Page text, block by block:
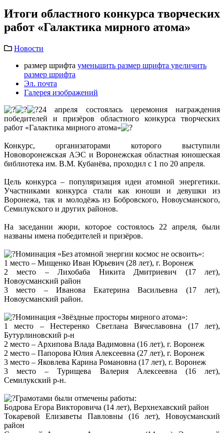
Итоги областного конкурса творческих
работ «Галактика мирного атома»
Новости
размер шрифта уменьшить размер шрифта увеличить
размер шрифта
Эл. почта
Галерея изображений
24 апреля состоялась церемония награждения
победителей и призёров областного конкурса творческих
работ «Галактика мирного атома»
Конкурс, организаторами которого выступили
Нововоронежская АЭС и Воронежская областная юношеская
библиотека им. В.М. Кубанёва, проходил с 1 по 20 апреля.
Цель конкурса – популяризация идеи атомной энергетики.
Участниками конкурса стали как юноши и девушки из
Воронежа, так и молодёжь из Бобровского, Новоусманского,
Семилукского и других районов.
На заседании жюри, которое состоялось 22 апреля, были
названы имена победителей и призёров.
Номинация «Без атомной энергии космос не освоить»:
1 место – Мищенко Иван Юрьевич (28 лет), г. Воронеж
2 место – Лихобаба Никита Дмитриевич (17 лет),
Новоусманский район
3 место – Иванова Екатерина Васильевна (17 лет),
Новоусманский район.
Номинация «Звёздные просторы мирного атома»:
1 место – Нестеренко Светлана Вячеславовна (17 лет),
Бутурлиновский р-н
2 место – Архипова Влада Вадимовна (16 лет), г. Воронеж
2 место – Папорова Юлия Алексеевна (27 лет), г. Воронеж
3 место – Яковлева Карина Романовна (17 лет), г. Воронеж
3 место – Турищева Валерия Алексеевна (16 лет),
Семилукский р-н.
Грамотами были отмечены работы:
Бодрова Егора Викторовича (14 лет), Верхнехавский район
Токаревой Елизаветы Павловны (16 лет), Новоусманский
район